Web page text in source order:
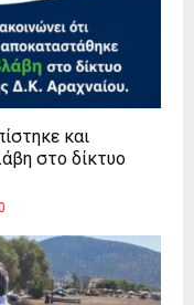
και
στο δίκτυο